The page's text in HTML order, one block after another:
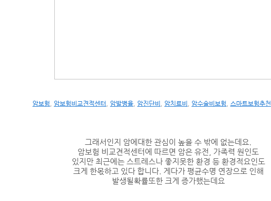
암보험 암보험비교견적센터 암발병율 암진단비 암치료비 암수술비보험 스마트보험추천
그래서인지 암에대한 관심이 높을 수 밖에 없는데요.
암보험 비교견적센터에 따르면 암은 유전, 가족력 원인도
있지만 최근에는 스트레스나 좋지못한 환경 등 환경적요인도
크게 한몫하고 있다 합니다. 게다가 평균수명 연장으로 인해
발생될확률또한 크게 증가했는데요